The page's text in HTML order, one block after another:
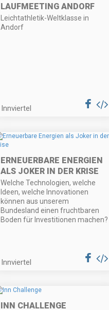
LAUFMEETING ANDORF
Leichtathletik-Weltklasse in
Andorf
Innviertel
ERNEUERBARE ENERGIEN
ALS JOKER IN DER KRISE
Welche Technologien, welche
Ideen, welche Innovationen
können aus unserem
Bundesland einen fruchtbaren
Boden für Investitionen machen?
Innviertel
INN CHALLENGE